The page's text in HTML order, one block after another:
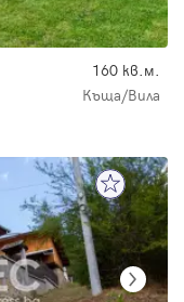
160 кв.м.
Къща/Вила